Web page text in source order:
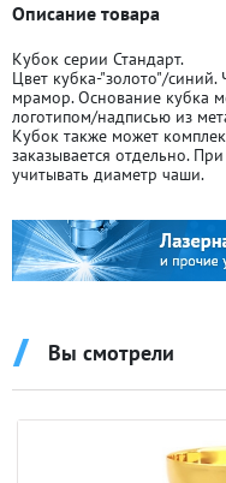
Описание товара
Кубок серии Стандарт.
Цвет кубка-"золото"/
мрамор. Основание кубка
логотипом/надписью из
Кубок также может
заказывается отдельно.
учитывать диаметр чаши.
Вы смотрели